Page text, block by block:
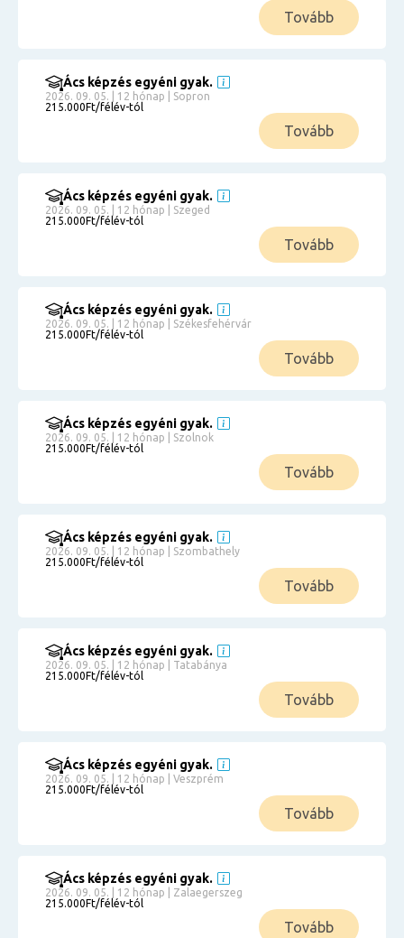
Tovább
Ács képzés egyéni gyak.
2026. 09. 05. | 12 hónap | Sopron
215.000Ft/félév-tól
Tovább
Ács képzés egyéni gyak.
2026. 09. 05. | 12 hónap | Szeged
215.000Ft/félév-tól
Tovább
Ács képzés egyéni gyak.
2026. 09. 05. | 12 hónap | Székesfehérvár
215.000Ft/félév-tól
Tovább
Ács képzés egyéni gyak.
2026. 09. 05. | 12 hónap | Szolnok
215.000Ft/félév-tól
Tovább
Ács képzés egyéni gyak.
2026. 09. 05. | 12 hónap | Szombathely
215.000Ft/félév-tól
Tovább
Ács képzés egyéni gyak.
2026. 09. 05. | 12 hónap | Tatabánya
215.000Ft/félév-tól
Tovább
Ács képzés egyéni gyak.
2026. 09. 05. | 12 hónap | Veszprém
215.000Ft/félév-tól
Tovább
Ács képzés egyéni gyak.
2026. 09. 05. | 12 hónap | Zalaegerszeg
215.000Ft/félév-tól
Tovább